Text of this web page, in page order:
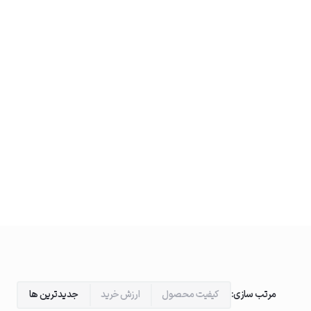
مرتب سازی: کیفیت محصول ارزش خرید جدیدترین ها